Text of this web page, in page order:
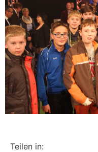
Teilen in: